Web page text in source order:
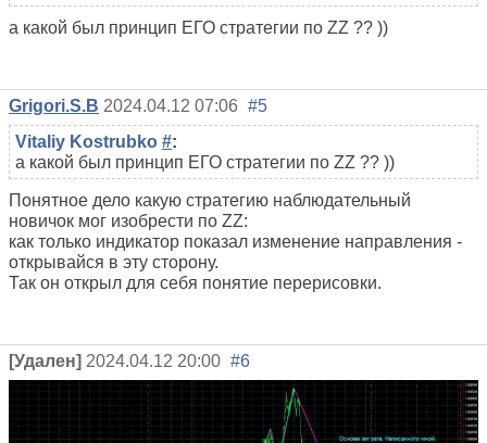
а какой был принцип ЕГО стратегии по ZZ ?? ))
Grigori.S.B 2024.04.12 07:06 #5
Vitaliy Kostrubko #:
а какой был принцип ЕГО стратегии по ZZ ?? ))
Понятное дело какую стратегию наблюдательный
новичок мог изобрести по ZZ:
как только индикатор показал изменение направления -
открывайся в эту сторону.
Так он открыл для себя понятие перерисовки.
[Удален] 2024.04.12 20:00 #6